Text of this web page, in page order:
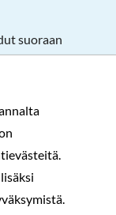
suoraan